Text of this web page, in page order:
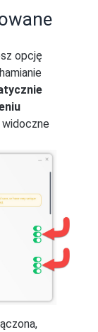
opcję
widoczne